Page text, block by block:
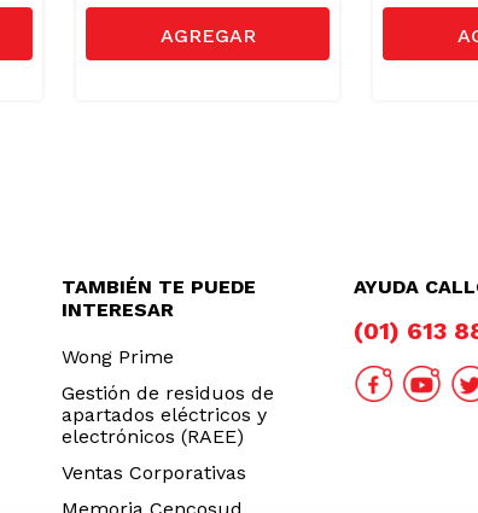
TAMBIÉN TE PUEDE
INTERESAR
Wong Prime
Gestión de residuos de
apartados eléctricos y
electrónicos (RAEE)
Ventas Corporativas
AYUDA
(01) 613